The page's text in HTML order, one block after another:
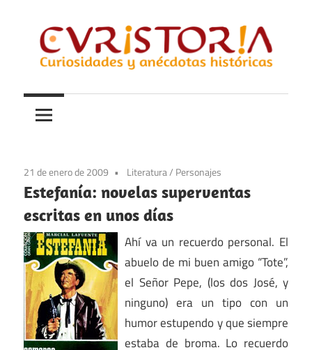
contenido
Curistoria
y
anécdotas
historia
21 de enero de 2009 Literatura/ Personajes
Estefanía: novelas superventas
escritas en unos días
Ahí va un recuerdo personal. El
abuelo de mi buen amigo “Tote”,
el Señor Pepe, (los dos José, y
ninguno) era un tipo con un
humor estupendo y que siempre
estaba de broma. Lo recuerdo